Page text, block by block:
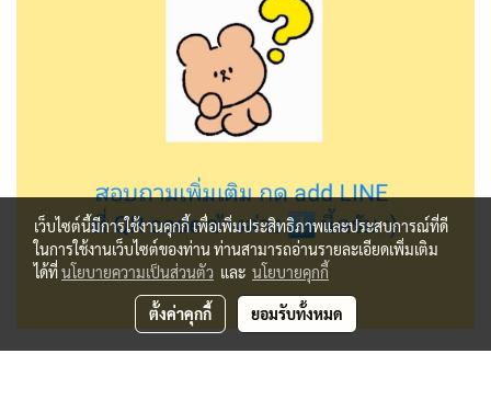
เว็บไซต์นี้มีการใช้งานคุกกี้ เพื่อเพิ่มประสิทธิภาพและประสบการณ์ที่ดี
ในการใช้งานเว็บไซต์ของท่าน ท่านสามารถอ่านรายละเอียดเพิ่มเติม
ได้ที่นโยบายความเป็นส่วนตัว และ นโยบายคุกกี้
ตั้งค่าคุกกี้ ยอมรับทั้งหมด